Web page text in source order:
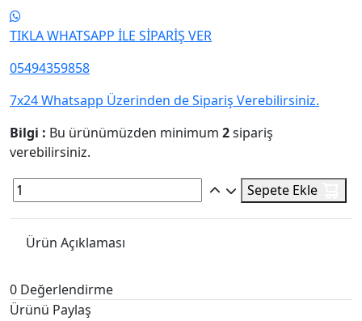
TIKLA WHATSAPP İLE SİPARİŞ VER
05494359858
7x24 Whatsapp Üzerinden de Sipariş Verebilirsiniz.
Bilgi : Bu ürünümüzden minimum 2sipariş
verebilirsiniz.
Sepete Ekle
Ürün Açıklaması
0 Değerlendirme
Ürünü Paylaş